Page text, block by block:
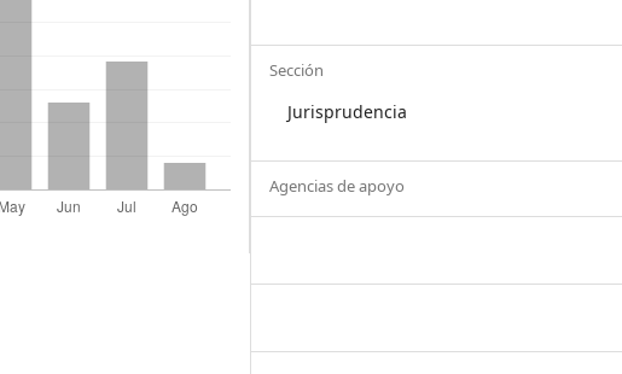
Sección
Jurisprudencia
Agencias de apoyo